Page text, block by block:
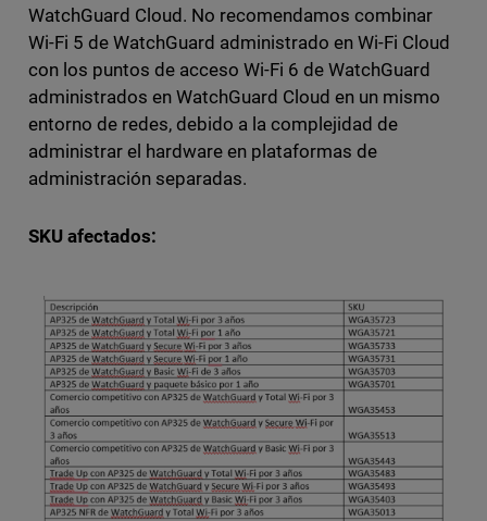
WatchGuard Cloud. No recomendamos combinar
Wi-Fi 5 de WatchGuard administrado en Wi-Fi Cloud
con los puntos de acceso Wi-Fi 6 de WatchGuard
administrados en WatchGuard Cloud en un mismo
entorno de redes, debido a la complejidad de
administrar el hardware en plataformas de
administración separadas.
SKU afectados: